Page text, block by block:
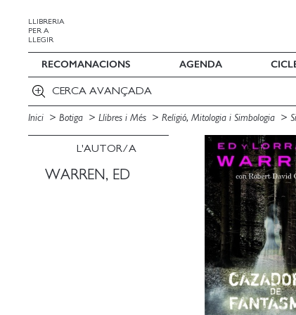
LLIBRERIA
PER A
LLEGIR
RECOMANACIONS AGENDA
CERCA AVANÇADA
Inici Botiga Llibres i Més Religió, Mitologia i Simbologia
L'AUTOR/A
WARREN, ED